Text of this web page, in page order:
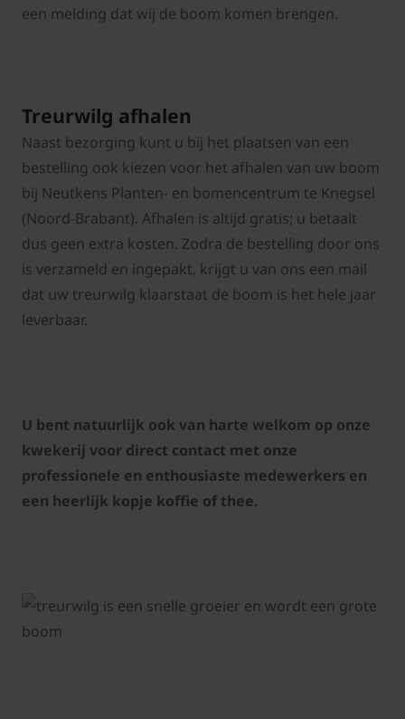
een melding dat wij de boom komen brengen.
Treurwilg afhalen
Naast bezorging kunt u bij het plaatsen van een
bestelling ook kiezen voor het afhalen van uw boom
bij Neutkens Planten- en bomencentrum te Knegsel
(Noord-Brabant). Afhalen is altijd gratis; u betaalt
dus geen extra kosten. Zodra de bestelling door ons
is verzameld en ingepakt, krijgt u van ons een mail
dat uw treurwilg klaarstaat de boom is het hele jaar
leverbaar.
U bent natuurlijk ook van harte welkom op onze
kwekerij voor direct contact met onze
professionele en enthousiaste medewerkers en
een heerlijk kopje koffie of thee.